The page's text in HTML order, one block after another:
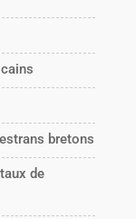
bretons
de